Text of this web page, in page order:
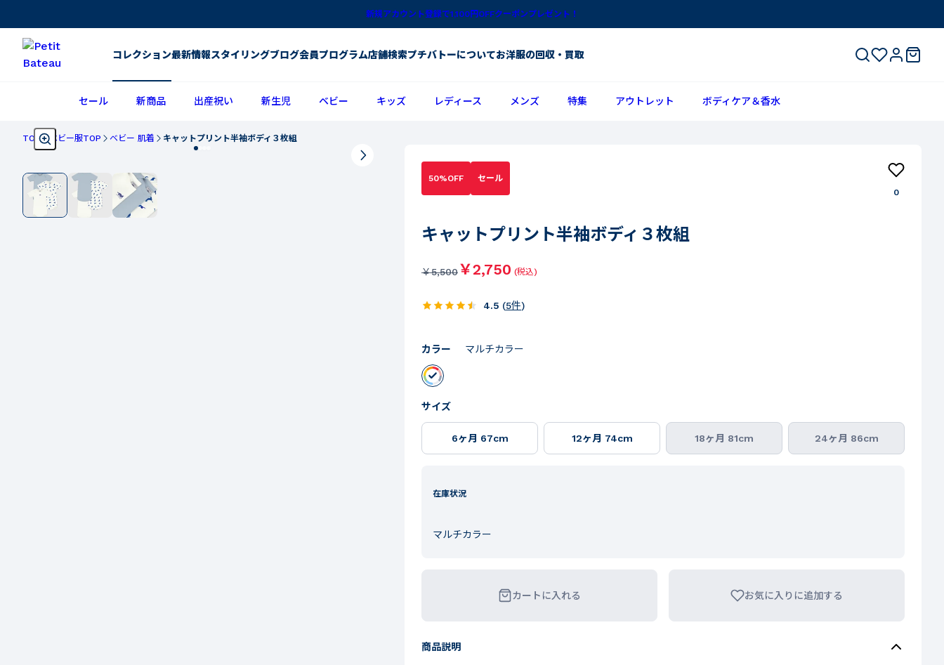
新規アカウント登録で1,100円OFFクーポンプレゼント！
コレクション最新情報スタイリングブログ会員プログラム店舗検索プチバトーについてお洋服の回収・買取
セール 新商品 出産祝い 新生児 ベビー キッズ レディース メンズ 特集 アウトレット ボディケア＆香水
TOP ベビー服TOP ベビー 肌着 キャットプリント半袖ボディ３枚組
50%OFF
セール
0
キャットプリント半袖ボディ３枚組
￥5,500￥2,750 (税込)
4.5 (5件)
カラー マルチカラー
サイズ
6ヶ月 67cm 12ヶ月 74cm 18ヶ月 81cm 24ヶ月 86cm
在庫状況
マルチカラー
カートに入れる お気に入りに追加する
商品説明